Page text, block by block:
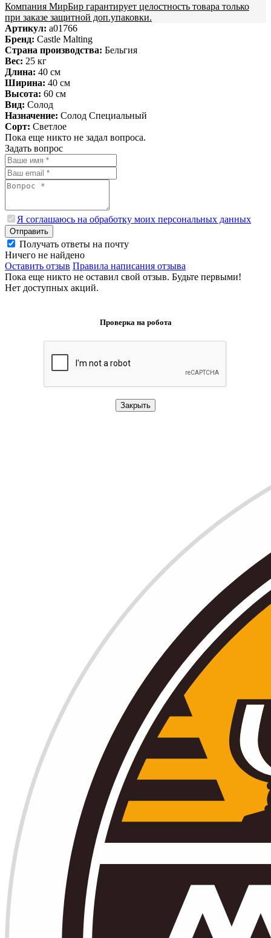
Компания МирБир гарантирует целостность товара только
при заказе защитной доп.упаковки.
Артикул: a01766
Бренд: Castle Malting
Страна производства: Бельгия
Вес: 25 кг
Длина: 40 см
Ширина: 40 см
Высота: 60 см
Вид: Солод
Назначение: Солод Специальный
Сорт: Светлое
Пока еще никто не задал вопроса.
Задать вопрос
Я соглашаюсь на обработку моих персональных данных
Отправить
Получать ответы на почту
Ничего не найдено
Оставить отзыв Правила написания отзыва
Пока еще никто не оставил свой отзыв. Будьте первыми!
Нет доступных акций.
Проверка на робота
Закрыть